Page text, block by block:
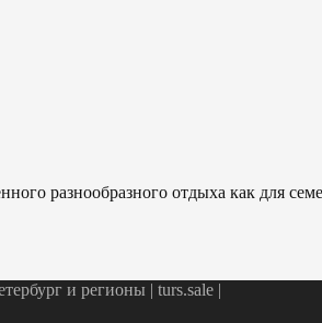
разнообразного отдыха как для
и регионы | turs.sale |